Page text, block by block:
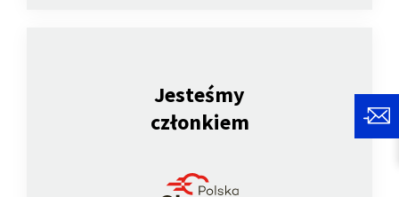
Jesteśmy
członkiem